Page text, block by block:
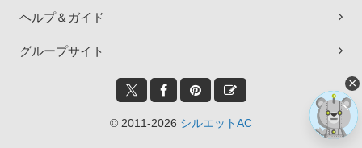
ヘルプ＆ガイド
グループサイト
© 2011-2026 シルエットAC
×